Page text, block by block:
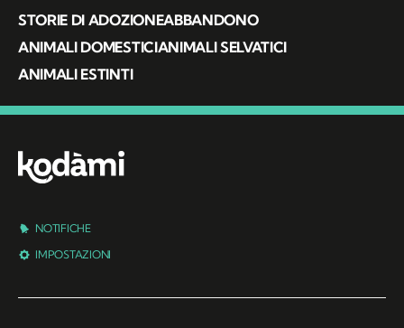
STORIE DI ADOZIONEABBANDONO
ANIMALI DOMESTICIANIMALI SELVATICI
ANIMALI ESTINTI
NOTIFICHE
IMPOSTAZIONI